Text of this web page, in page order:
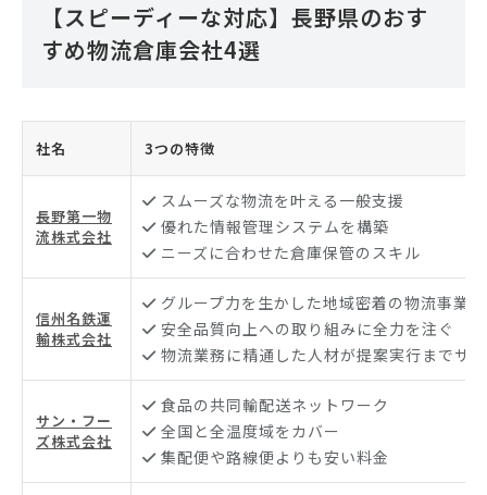
【スピーディーな対応】長野県のおす
すめ物流倉庫会社4選
社名 3つの特徴
長野第一物
流株式会社
スムーズな物流を叶える一般支援
優れた情報管理システムを構築
ニーズに合わせた倉庫保管のスキル
信州名鉄運
輸株式会社
グループ力を生かした地域密着の物流事業
安全品質向上への取り組みに全力を注ぐ
物流業務に精通した人材が提案実行までサ
サン・フー
ズ株式会社
食品の共同輸配送ネットワーク
全国と全温度域をカバー
集配便や路線便よりも安い料金